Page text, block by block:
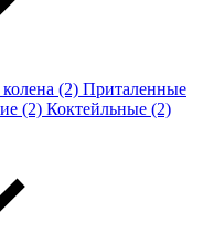
(2) Приталенные
(2) Коктейльные (2)